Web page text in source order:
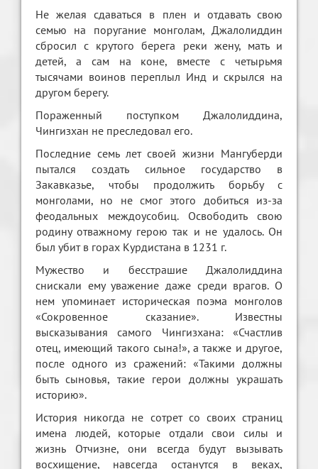
Не желая сдаваться в плен и отдавать свою
семью на поругание монголам, Джалолиддин
сбросил с крутого берега реки жену, мать и
детей, а сам на коне, вместе с четырьмя
тысячами воинов переплыл Инд и скрылся на
другом берегу.
Пораженный поступком Джалолиддина,
Чингизхан не преследовал его.
Последние семь лет своей жизни Мангуберди
пытался создать сильное государство в
Закавказье, чтобы продолжить борьбу с
монголами, но не смог этого добиться из-за
феодальных междоусобиц. Освободить свою
родину отважному герою так и не удалось. Он
был убит в горах Курдистана в 1231 г.
Мужество и бесстрашие Джалолиддина
снискали ему уважение даже среди врагов. О
нем упоминает историческая поэма монголов
«Сокровенное сказание». Известны
высказывания самого Чингизхана: «Счастлив
отец, имеющий такого сына!», а также и другое,
после одного из сражений: «Такими должны
быть сыновья, такие герои должны украшать
историю».
История никогда не сотрет со своих страниц
имена людей, которые отдали свои силы и
жизнь Отчизне, они всегда будут вызывать
восхищение, навсегда останутся в веках,